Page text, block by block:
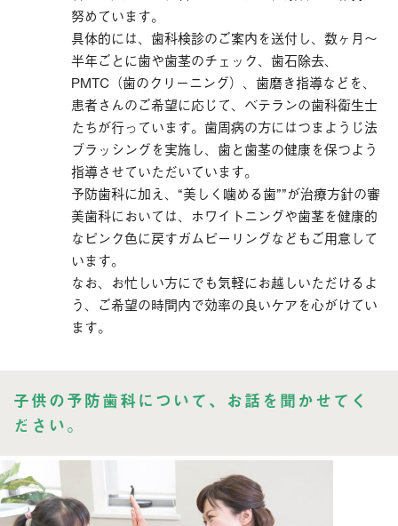
努めています。
具体的には、歯科検診のご案内を送付し、数ヶ月〜
半年ごとに歯や歯茎のチェック、歯石除去、
PMTC（歯のクリーニング）、歯磨き指導などを、
患者さんのご希望に応じて、ベテランの歯科衛生士
たちが行っています。歯周病の方にはつまようじ法
ブラッシングを実施し、歯と歯茎の健康を保つよう
指導させていただいています。
予防歯科に加え、“美しく噛める歯””が治療方針の審
美歯科においては、ホワイトニングや歯茎を健康的
なピンク色に戻すガムピーリングなどもご用意して
います。
なお、お忙しい方にでも気軽にお越しいただけるよ
う、ご希望の時間内で効率の良いケアを心がけてい
ます。
子供の予防歯科について、お話を聞かせてく
ださい。